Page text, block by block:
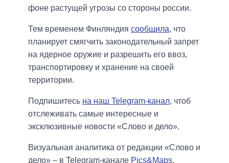
фоне растущей угрозы со стороны россии.
Тем временем Финляндия сообщила, что
планирует смягчить законодательный запрет
на ядерное оружие и разрешить его ввоз,
транспортировку и хранение на своей
территории.
Подпишитесь на наш Telegram-канал, чтоб
отслеживать самые интересные и
эксклюзивные новости «Слово и дело».
Визуальная аналитика от редакции «Слово и
дело» – в Telegram-канале Pics&Maps.